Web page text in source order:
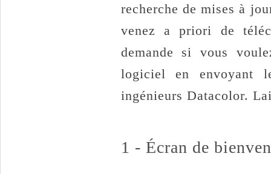
recherche de mises à
venez a priori de
demande si vous
logiciel en envoyant
ingénieurs Datacolor.
1 - Écran de